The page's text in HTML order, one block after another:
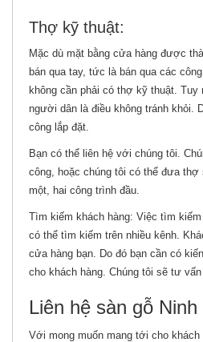
Thợ kỹ thuật:
Mặc dù mặt bằng cửa hàng được
bán qua tay, tức là bán qua các
không cần phải có thợ kỹ thuật. Tuy
người dân là điều không tránh khỏi.
công lắp đặt.
Bạn có thể liên hệ với chúng tôi.
công, hoặc chúng tôi có thể đưa thợ
một, hai công trình đầu.
Tìm kiếm khách hàng: Việc tìm
có thể tìm kiếm trên nhiều kênh.
cửa hàng bạn. Do đó bạn cần có
cho khách hàng. Chúng tôi sẽ tư
Liên hệ sàn gỗ Ninh
Với mong muốn mang tới cho khách